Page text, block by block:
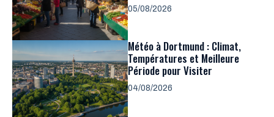
05/08/2026
Météo à Dortmund : Climat,
Températures et Meilleure
Période pour Visiter
04/08/2026